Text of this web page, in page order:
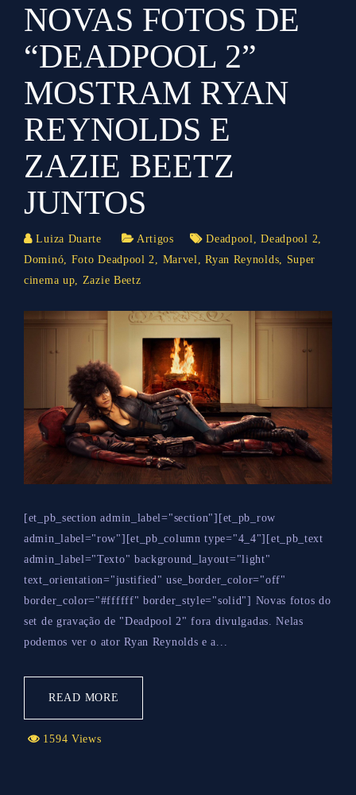
NOVAS FOTOS DE
“DEADPOOL 2”
MOSTRAM RYAN
REYNOLDS E
ZAZIE BEETZ
JUNTOS
Luiza Duarte Artigos Deadpool ,Deadpool 2
Dominó
Foto Deadpool 2 Marvel ,Ryan Reynolds
Super
cinema up
Zazie Beetz
[et_pb_section admin_label="section"][et_pb_row
admin_label="row"][et_pb_column type="4_4"][et_pb_text
admin_label="Texto" background_layout="light"
text_orientation="justified" use_border_color="off"
border_color="#ffffff" border_style="solid"] Novas fotos do
set de gravação de "Deadpool 2" fora divulgadas. Nelas
podemos ver o ator Ryan Reynolds e a...
READ MORE
1594 Views